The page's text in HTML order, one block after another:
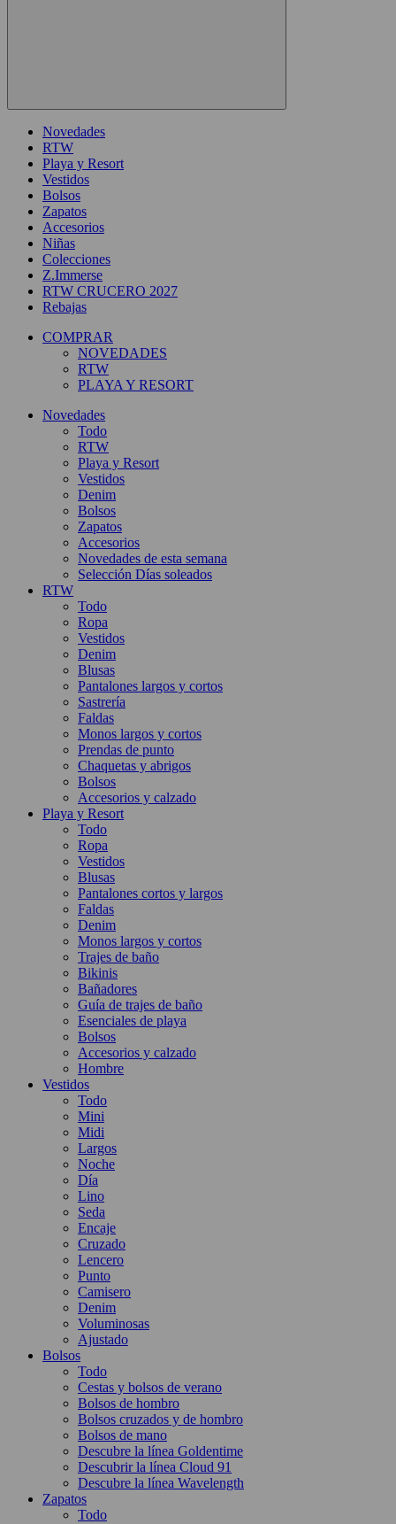
Novedades
RTW
Playa y Resort
Vestidos
Bolsos
Zapatos
Accesorios
Niñas
Colecciones
Z.Immerse
RTW CRUCERO 2027
Rebajas
COMPRAR
NOVEDADES
RTW
PLAYA Y RESORT
Novedades
Todo
RTW
Playa y Resort
Vestidos
Denim
Bolsos
Zapatos
Accesorios
Novedades de esta semana
Selección Días soleados
RTW
Todo
Ropa
Vestidos
Denim
Blusas
Pantalones largos y cortos
Sastrería
Faldas
Monos largos y cortos
Prendas de punto
Chaquetas y abrigos
Bolsos
Accesorios y calzado
Playa y Resort
Todo
Ropa
Vestidos
Blusas
Pantalones cortos y largos
Faldas
Denim
Monos largos y cortos
Trajes de baño
Bikinis
Bañadores
Guía de trajes de baño
Esenciales de playa
Bolsos
Accesorios y calzado
Hombre
Vestidos
Todo
Mini
Midi
Largos
Noche
Día
Lino
Seda
Encaje
Cruzado
Lencero
Punto
Camisero
Denim
Voluminosas
Ajustado
Bolsos
Todo
Cestas y bolsos de verano
Bolsos de hombro
Bolsos cruzados y de hombro
Bolsos de mano
Descubre la línea Goldentime
Descubrir la línea Cloud 91
Descubre la línea Wavelength
Zapatos
Todo